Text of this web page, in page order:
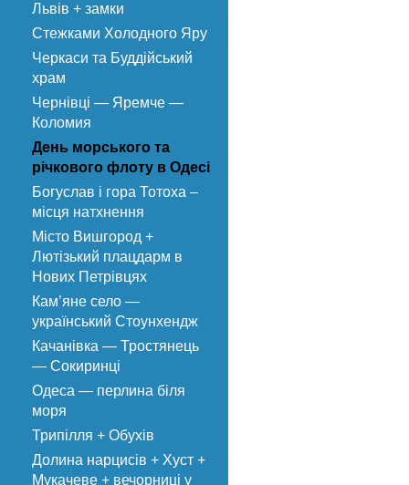
Львів + замки
Стежками Холодного Яру
Черкаси та Буддійський
храм
Чернівці — Яремче —
Коломия
День морського та
річкового флоту в Одесі
Богуслав і гора Тотоха –
місця натхнення
Місто Вишгород +
Лютізький плацдарм в
Нових Петрівцях
Кам’яне село —
український Стоунхендж
Качанівка — Тростянець
— Сокиринці
Одеса — перлина біля
моря
Трипілля + Обухів
Долина нарцисів + Хуст +
Мукачеве + вечорниці у